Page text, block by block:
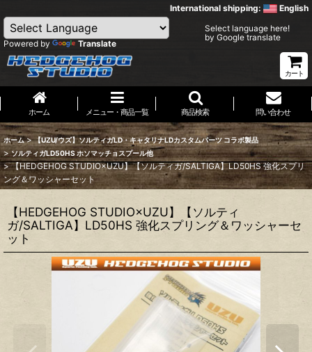
International shipping: English
Powered by Translate
Select language here!
by Google translate
カート
ホーム メニュー・商品一覧 商品検索 問い合わせ
ホーム > 【UZU/ウズ】ソルティガLD・キャタリナLDカスタムパーツ コラボ製品
> ソルティガLD50HS ホソマッチョスプール他
> 【HEDGEHOG STUDIO×UZU】【ソルティガ/SALTIGA】LD50HS 強化スプリ
ング＆ワッシャーセット
【HEDGEHOG STUDIO×UZU】【ソルティ
ガ/SALTIGA】LD50HS 強化スプリング＆ワッシャーセ
ット